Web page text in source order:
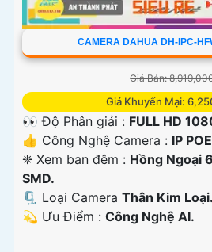
CAMERA DAHUA DH-IPC-
Giá Bán:
Giá Khuyến Mại:
👀 Độ Phân giải : FULL HD
👍 Công Nghệ Camera : IP
❈ Xem ban đêm : Hồng Ngoại
SMD.
🗜️ Loại Camera Thân Kim Loại.
️💫 Ưu Điểm : Công Nghệ AI.